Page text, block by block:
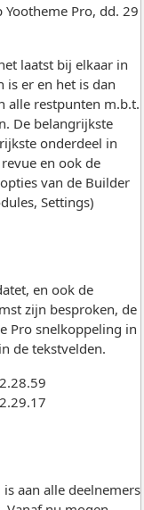
Pro, dd. 29
laatst bij elkaar in
is er en het is dan
alle restpunten m.b.t.
De belangrijkste
onderdeel in
en ook de
van de Builder
Settings)
en ook de
zijn besproken, de
Pro snelkoppeling in
de tekstvelden.
aan alle deelnemers